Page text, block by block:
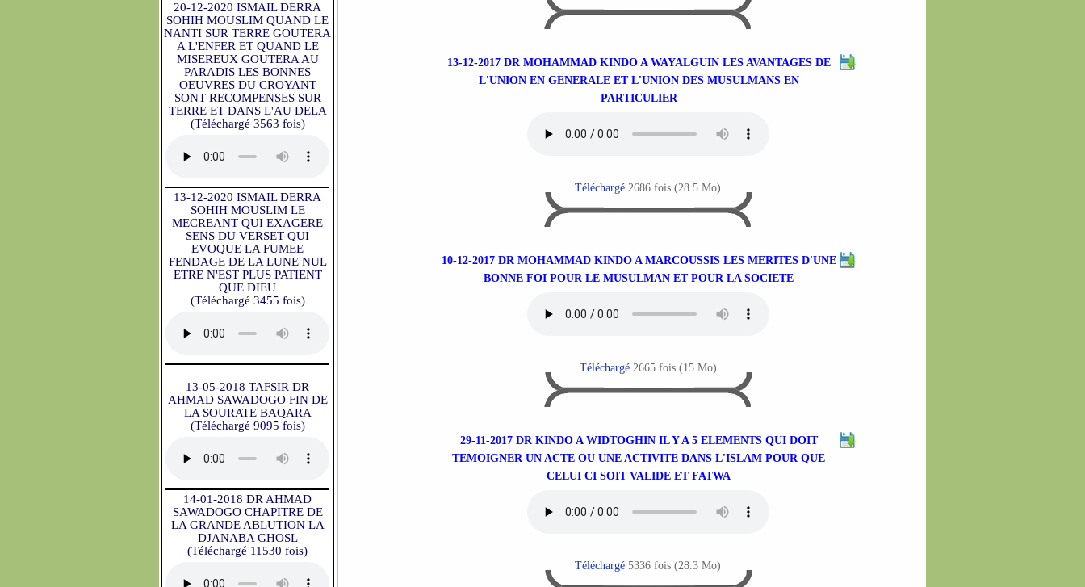
20-12-2020 ISMAIL DERRA
SOHIH MOUSLIM QUAND LE
NANTI SUR TERRE GOUTERA
A L'ENFER ET QUAND LE
MISEREUX GOUTERA AU
PARADIS LES BONNES
OEUVRES DU CROYANT
SONT RECOMPENSES SUR
TERRE ET DANS L'AU DELA
(Téléchargé 3563 fois)
13-12-2020 ISMAIL DERRA
SOHIH MOUSLIM LE
MECREANT QUI EXAGERE
SENS DU VERSET QUI
EVOQUE LA FUMEE
FENDAGE DE LA LUNE NUL
ETRE N'EST PLUS PATIENT
QUE DIEU
(Téléchargé 3455 fois)
13-05-2018 TAFSIR DR
AHMAD SAWADOGO FIN DE
LA SOURATE BAQARA
(Téléchargé 9095 fois)
14-01-2018 DR AHMAD
SAWADOGO CHAPITRE DE
LA GRANDE ABLUTION LA
DJANABA GHOSL
(Téléchargé 11530 fois)
13-12-2017 DR MOHAMMAD KINDO A WAYALGUIN LES AVANTAGES DE
L'UNION EN GENERALE ET L'UNION DES MUSULMANS EN
PARTICULIER
Téléchargé 2686 fois (28.5 Mo)
10-12-2017 DR MOHAMMAD KINDO A MARCOUSSIS LES MERITES D'UNE
BONNE FOI POUR LE MUSULMAN ET POUR LA SOCIETE
Téléchargé 2665 fois (15 Mo)
29-11-2017 DR KINDO A WIDTOGHIN IL Y A 5 ELEMENTS QUI DOIT
TEMOIGNER UN ACTE OU UNE ACTIVITE DANS L'ISLAM POUR QUE
CELUI CI SOIT VALIDE ET FATWA
Téléchargé 5336 fois (28.3 Mo)